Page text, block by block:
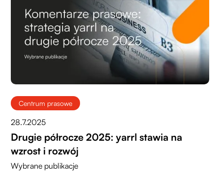
Centrum prasowe
28.7.2025
Drugie półrocze 2025: yarrl stawia na
wzrost i rozwój
Wybrane publikacje